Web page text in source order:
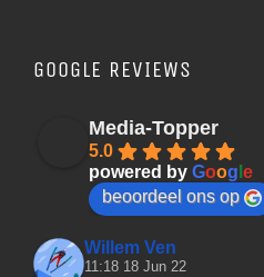
GOOGLE REVIEWS
Media-Topper
5.0
powered by Goog e
beoordeel ons op
Willem Ven
11:18 18 Jun 22